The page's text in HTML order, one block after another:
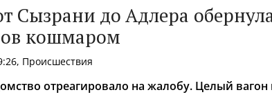
Сызрани до Адлера
кошмаром
Происшествия
отреагировало на жалобу. Целый